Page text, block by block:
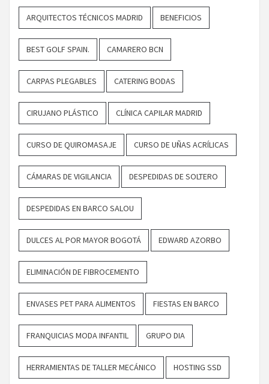
ARQUITECTOS TÉCNICOS MADRID BENEFICIOS
BEST GOLF SPAIN. CAMARERO BCN
CARPAS PLEGABLES CATERING BODAS
CIRUJANO PLÁSTICO CLÍNICA CAPILAR MADRID
CURSO DE QUIROMASAJE CURSO DE UÑAS ACRÍLICAS
CÁMARAS DE VIGILANCIA DESPEDIDAS DE SOLTERO
DESPEDIDAS EN BARCO SALOU
DULCES AL POR MAYOR BOGOTÁ EDWARD AZORBO
ELIMINACIÓN DE FIBROCEMENTO
ENVASES PET PARA ALIMENTOS FIESTAS EN BARCO
FRANQUICIAS MODA INFANTIL GRUPO DIA
HERRAMIENTAS DE TALLER MECÁNICO HOSTING SSD